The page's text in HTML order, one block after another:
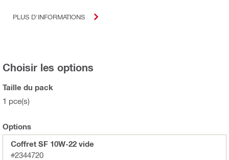
PLUS D'INFORMATIONS
Choisir les options
Taille du pack
1 pce(s)
Options
Coffret SF 10W-22 vide
#2344720